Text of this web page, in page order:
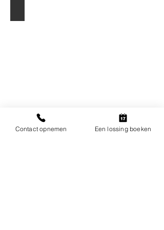
Contact opnemen Een lossing boeken